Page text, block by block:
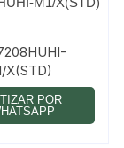
X(STD)
POR